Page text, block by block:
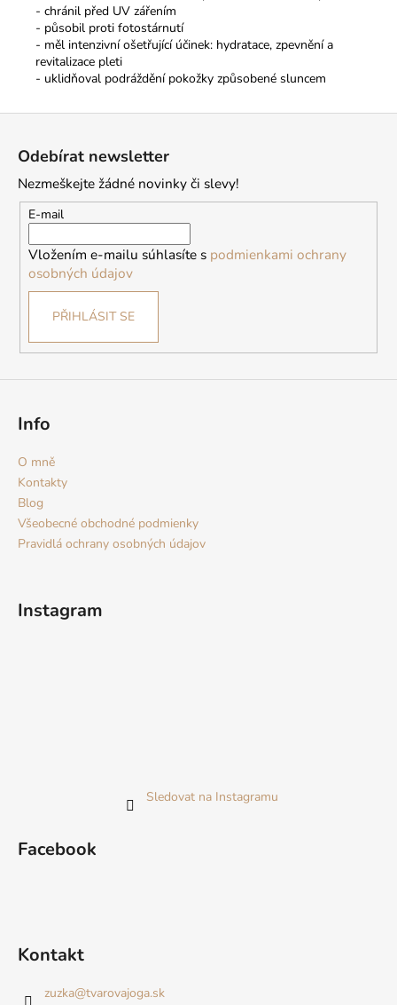
- chránil před UV zářením
- působil proti fotostárnutí
- měl intenzivní ošetřující účinek: hydratace, zpevnění a
revitalizace pleti
- uklidňoval podráždění pokožky způsobené sluncem
Odebírat newsletter
Nezmeškejte žádné novinky či slevy!
E-mail
Vložením e-mailu súhlasíte s podmienkami ochrany
osobných údajov
PŘIHLÁSIT SE
Info
O mně
Kontakty
Blog
Všeobecné obchodné podmienky
Pravidlá ochrany osobných údajov
Instagram
Sledovat na Instagramu
Facebook
Kontakt
zuzka@tvarovajoga.sk